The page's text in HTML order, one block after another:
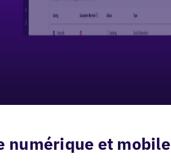
numérique et mobile